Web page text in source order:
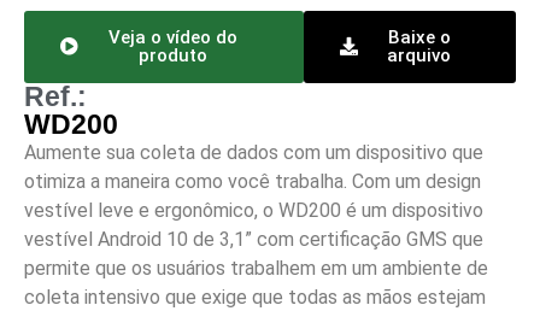
Veja o vídeo do
produto
Baixe o
arquivo
Ref.:
WD200
Aumente sua coleta de dados com um dispositivo que
otimiza a maneira como você trabalha. Com um design
vestível leve e ergonômico, o WD200 é um dispositivo
vestível Android 10 de 3,1” com certificação GMS que
permite que os usuários trabalhem em um ambiente de
coleta intensivo que exige que todas as mãos estejam